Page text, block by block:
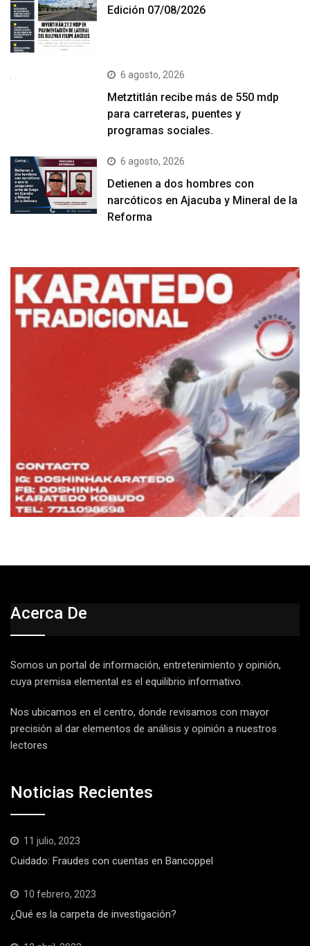
Edición 07/08/2026
6 agosto, 2026
Metztitlán recibe más de 550 mdp
para carreteras, puentes y
programas sociales.
6 agosto, 2026
Detienen a dos hombres con
narcóticos en Ajacuba y Mineral de la
Reforma
Acerca De
Somos un portal de información, entretenimiento y opinión,
cuya premisa elemental es el equilibrio informativo.
Nos ubicamos en el centro, donde revisamos con mayor
precisión al dar elementos de análisis y opinión a nuestros
lectores
Noticias Recientes
11 julio, 2023
Cuidado: Fraudes con cuentas en Bancoppel
10 febrero, 2023
¿Qué es la carpeta de investigación?